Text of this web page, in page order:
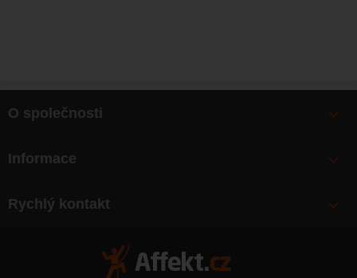
O společnosti
O nás
Mapa webu
Rychlý kontakt
Informace
Výměna, vrácení zboží
Zásady ochrany osobních údajů